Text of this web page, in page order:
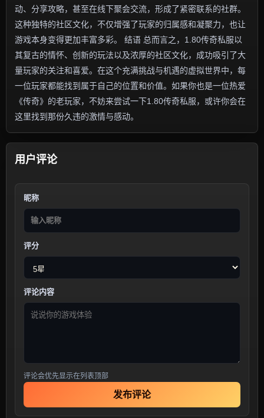
动、分享攻略，甚至在线下聚会交流，形成了紧密联系的社群。
这种独特的社区文化，不仅增强了玩家的归属感和凝聚力，也让
游戏本身变得更加丰富多彩。 结语 总而言之，1.80传奇私服以
其复古的情怀、创新的玩法以及浓厚的社区文化，成功吸引了大
量玩家的关注和喜爱。在这个充满挑战与机遇的虚拟世界中，每
一位玩家都能找到属于自己的位置和价值。如果你也是一位热爱
《传奇》的老玩家，不妨来尝试一下1.80传奇私服，或许你会在
这里找到那份久违的激情与感动。
用户评论
昵称
评分
评论内容
评论会优先显示在列表顶部
发布评论